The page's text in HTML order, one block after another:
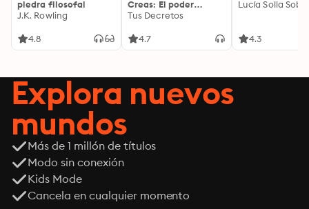
piedra filosofal
J.K. Rowling
4.8
Creas: El poder
invisible de tus
tu energía para
Tus Decretos
4.7
Lucía Solla
4.3
Explora nuevos
mundos
Más de 1 millón de títulos
Modo sin conexión
Kids Mode
Cancela en cualquier momento